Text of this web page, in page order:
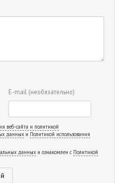
E-mail (необязательно)
веб-сайта и политикой
данных и Политикой использования
данных и ознакомлен с Политикой